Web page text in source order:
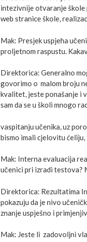
intezivnije otvaranje
web stranice škole,
Mak: Presjek uspjeha
proljetnom raspustu.
Direktorica: Generalno
govorimo o malom broju
kvalitet, jeste ponašanje i
sam da se u školi mnogo
vaspitanju učenika, uz
bismo imali cjelovitu ćeliju,
Mak: Interna evaluacija
učenici pri izradi testova?
Direktorica: Rezultatima
pokazuju da je nivo
znanje uspješno i
Mak: Jeste li zadovoljni